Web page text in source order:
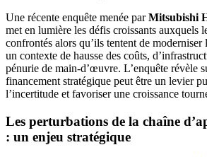
Une récente enquête menée parMitsubishi
met en lumière les défis croissants auxquels
confrontés alors qu’ils tentent de moderniser
un contexte de hausse des coûts,
pénurie de main-d’œuvre. L’enquête révèle
financement stratégique peut être un levier
l’incertitude et favoriser une croissance
Les perturbations de la chaîne
: un enjeu stratégique